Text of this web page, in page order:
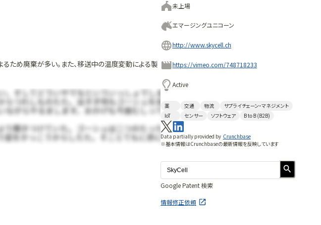
ため廃棄が多い。また、移送中の温度変動による製
未上場
エマージングユニコーン
http://www.skycell.ch
https://vimeo.com/748718233
Active
薬 交通 物流
サプライチェーン・マネジメント
IoT
センサー ソフトウェア B to B (B2B)
Data partially provided by Crunchbase
※基本情報はCrunchbaseの最新情報を反映しています
Google Patent 検索
情報修正依頼